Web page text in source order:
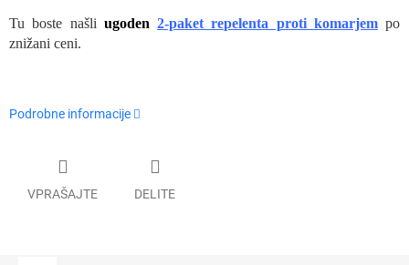
Tu boste našli ugoden 2-paket repelenta proti komarjempo
znižani ceni.
Podrobne informacije
VPRAŠAJTE DELITE